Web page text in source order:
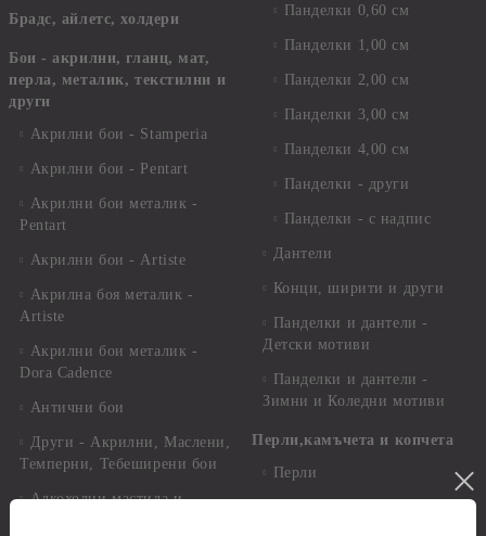
Брадс, айлетс, холдери
Бои - акрилни, гланц, мат,
перла, металик, текстилни и
други
Акрилни бои - Stamperia
Акрилни бои - Pentart
Акрилни бои металик -
Pentart
Акрилни бои - Artiste
Акрилна боя металик -
Artiste
Акрилни бои металик -
Dora Cadence
Антични бои
Други - Акрилни, Маслени,
Темперни, Тебеширени бои
Алкохолни мастила и
Панделки 0,60 см
Панделки 1,00 см
Панделки 2,00 см
Панделки 3,00 см
Панделки 4,00 см
Панделки - други
Панделки - с надпис
Дантели
Конци, ширити и други
Панделки и дантели -
Детски мотиви
Панделки и дантели -
Зимни и Коледни мотиви
Перли,камъчета и копчета
Перли